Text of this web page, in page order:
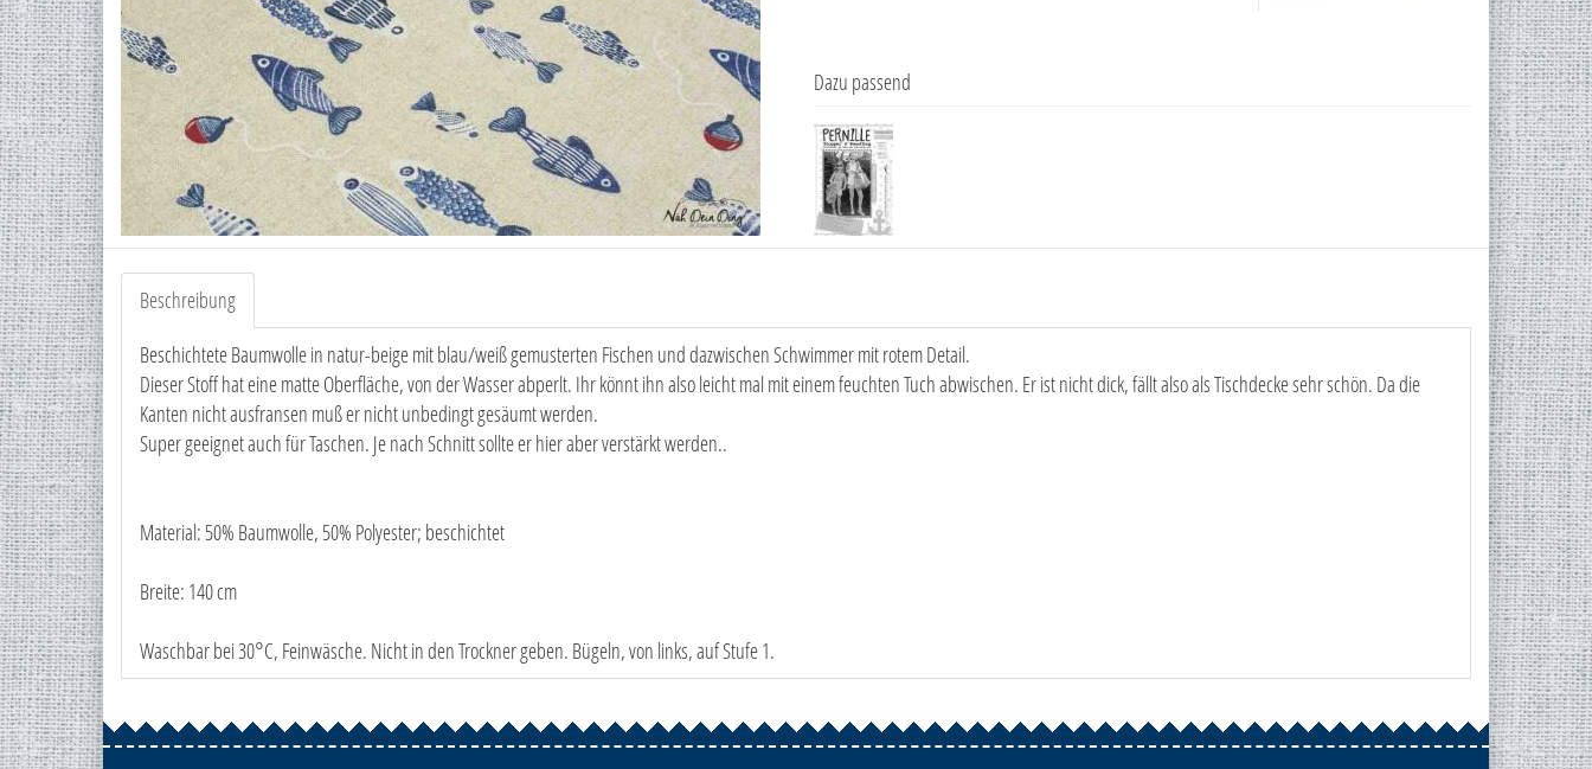
Dazu passend
Beschreibung
Beschichtete Baumwolle in natur-beige mit blau/weiß gemusterten Fischen und dazwischen Schwimmer mit rotem Detail.
Dieser Stoff hat eine matte Oberfläche, von der Wasser abperlt. Ihr könnt ihn also leicht mal mit einem feuchten Tuch abwischen. Er ist nicht dick, fällt also als Tischdecke sehr schön. Da die
Kanten nicht ausfransen muß er nicht unbedingt gesäumt werden.
Super geeignet auch für Taschen. Je nach Schnitt sollte er hier aber verstärkt werden..
Material: 50% Baumwolle, 50% Polyester; beschichtet
Breite: 140 cm
Waschbar bei 30°C, Feinwäsche. Nicht in den Trockner geben. Bügeln, von links, auf Stufe 1.